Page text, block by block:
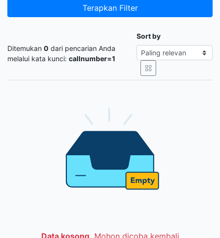
Terapkan Filter
Ditemukan 0 dari pencarian Anda
melalui kata kunci: callnumber=1
Sort by
Data kosong. Mohon dicoba kembali